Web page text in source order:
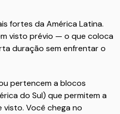
fortes da América Latina.
visto prévio — o que coloca
duração sem enfrentar o
pertencem a blocos
do Sul) que permitem a
Você chega no